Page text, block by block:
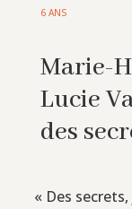
6 ANS
Marie-
Lucie
des
« Des